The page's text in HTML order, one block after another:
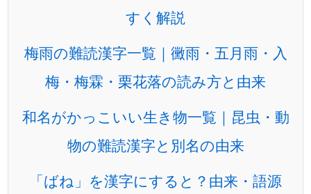
すく解説
梅雨の難読漢字一覧｜黴雨・五月雨・入
梅・梅霖・栗花落の読み方と由来
和名がかっこいい生き物一覧｜昆虫・動
物の難読漢字と別名の由来
「ばね」を漢字にすると？由来・語源